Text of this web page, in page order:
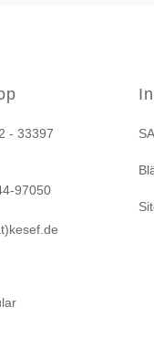
- 33397
97050